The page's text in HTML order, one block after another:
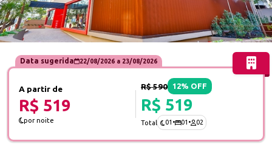
Data sugerida 22/08/2026a 23/08/2026
A partir de
R$ 519
por noite
R$ 590 12% OFF
R$ 519
Total 01 • 01 • 02